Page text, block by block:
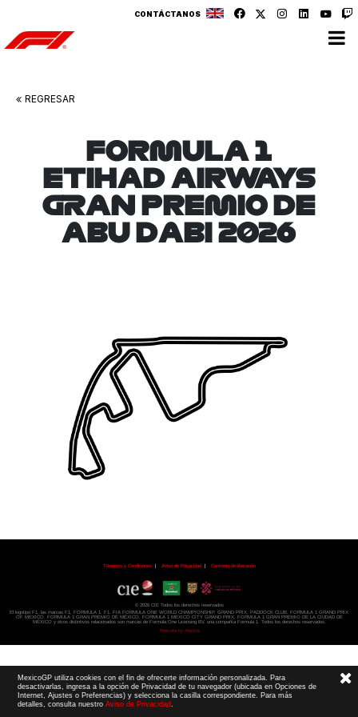
CONTÁCTANOS
REGRESAR
FORMULA 1
ETIHAD AIRWAYS
GRAN PREMIO DE
ABU DABI 2026
Términos y Condiciones| Aviso de Privacidad| Convenio de liberación
© 2026 CIE Todos los derechos reservados
El logotipo F1, las marcas F1, FORMULA 1, F1, FIA FORMULA ONE WORLD CHAMPIONSHIP, GRAND PRIX,
PADDOCK CLUB,
FORMULA 1 GRAND PRIX
OF MEXICO, FORMULA 1 GRAN PREMIO DE MÉXICO,
FORMULA 1 MEXICO CITY GRAND PRIX,
FORMULA 1 GRAN PREMIO DE LA CIUDAD DE
MÉXICO y otros distintivosrelacionados son marcas de Formula One Licensing BV, una compañía Formula 1. Todos los derechos reservados.
Website by Alucina
MexicoGP utiliza cookies con el fin de ofrecerte información personalizada. Para
desactivarlas, ingresa a la opción de Privacidad de tu navegador (ubicada en Opciones de
Internet, Ajustes o Preferencias) y selecciona la casilla correspondiente. Para más
detalles, consulta nuestroAviso de Privacidad.